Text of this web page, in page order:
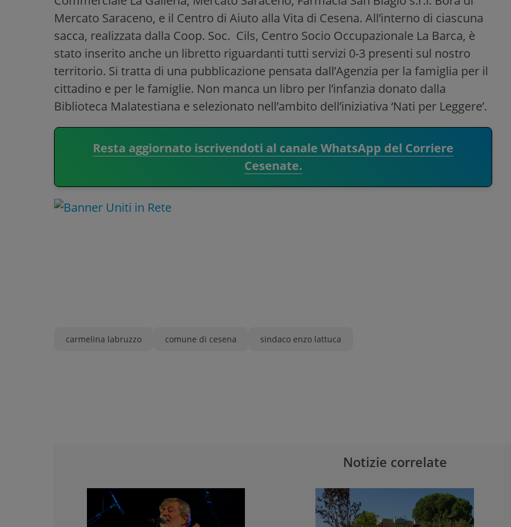
Mercato Saraceno, e il Centro di Aiuto alla Vita di Cesena. All’interno di ciascuna
sacca, realizzata dalla Coop. Soc. Cils, Centro Socio Occupazionale La Barca, è
stato inserito anche un libretto riguardanti tutti servizi 0-3 presenti sul nostro
territorio. Si tratta di una pubblicazione pensata dall’Agenzia per la famiglia per il
cittadino e per le famiglie. Non manca un libro per l’infanzia donato dalla
Biblioteca Malatestiana e selezionato nell’ambito dell’iniziativa ‘Nati per Leggere’.
Resta aggiornato iscrivendoti al canale WhatsApp del Corriere
Cesenate.
carmelina labruzzo comune di cesena sindaco enzo lattuca
Notizie correlate